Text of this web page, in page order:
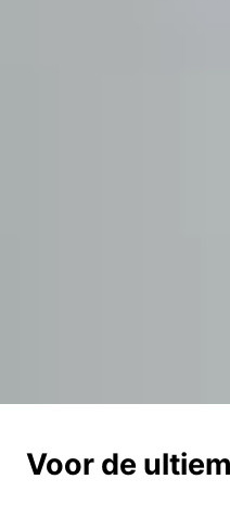
Voor de